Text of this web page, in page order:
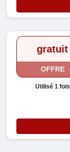
gratuit
OFFRE
Utilisé 1 fois